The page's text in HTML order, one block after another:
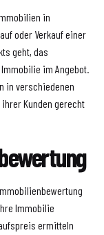
in
oder Verkauf einer
geht, das
im Angebot.
in verschiedenen
Kunden gerecht
Immobilie
ermitteln